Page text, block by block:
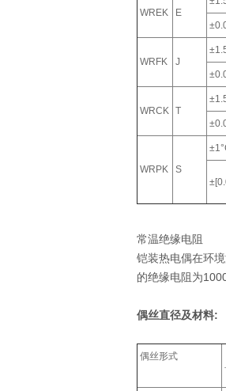
WREK E
WRFK J
WRCK T
WRPK S
常温绝缘电阻
铠装热电偶在环
的绝缘电阻为
偶丝直径及材料:
偶丝形式